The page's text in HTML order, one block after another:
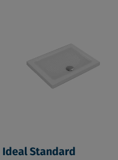
Ideal Standard